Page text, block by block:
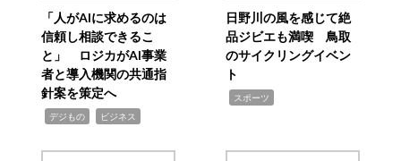
「人がAIに求めるのは
信頼し相談できるこ
と」 ロジカがAI事業
者と導入機関の共通指
針案を策定へ
デジもの ビジネス
日野川の風を感じて絶
品ジビエも満喫 鳥取
のサイクリングイベン
ト
スポーツ